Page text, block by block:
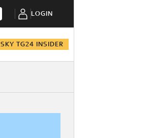
LOGIN
SKY TG24 INSIDER